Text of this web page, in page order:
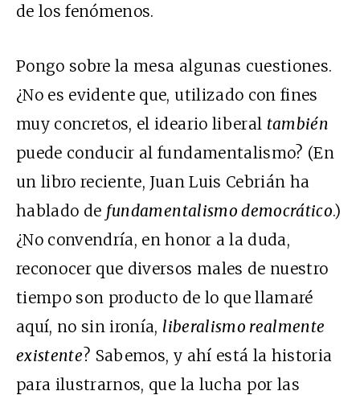
de los fenómenos.
Pongo sobre la mesa algunas cuestiones.
¿No es evidente que, utilizado con fines
muy concretos, el ideario liberal también
puede conducir al fundamentalismo? (En
un libro reciente, Juan Luis Cebrián ha
hablado de fundamentalismo democrático.)
¿No convendría, en honor a la duda,
reconocer que diversos males de nuestro
tiempo son producto de lo que llamaré
aquí, no sin ironía, liberalismo realmente
existente? Sabemos, y ahí está la historia
para ilustrarnos, que la lucha por las